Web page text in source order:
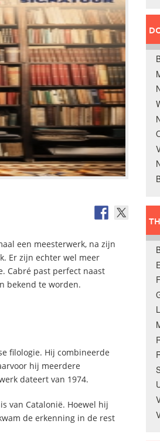
een meesterwerk, na zijn
Er zijn echter wel meer
Cabré past perfect naast
bekend te worden.
filologie. Hij combineerde
hij meerdere
dateert van 1974.
van Catalonië. Hoewel hij
de erkenning in de rest